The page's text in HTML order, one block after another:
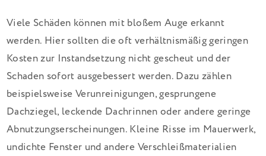
Viele Schäden können mit bloßem Auge erkannt
werden. Hier sollten die oft verhältnismäßig geringen
Kosten zur Instandsetzung nicht gescheut und der
Schaden sofort ausgebessert werden. Dazu zählen
beispielsweise Verunreinigungen, gesprungene
Dachziegel, leckende Dachrinnen oder andere geringe
Abnutzungserscheinungen. Kleine Risse im Mauerwerk,
undichte Fenster und andere Verschleißmaterialien